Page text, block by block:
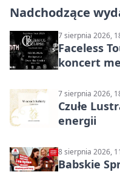
Nadchodzące
7 sierpnia 2026,
Faceless
koncert
7 sierpnia 2026,
Czułe
energii
8 sierpnia 2026,
Babskie